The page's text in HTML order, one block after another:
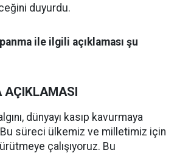
duyurdu.
ile ilgili açıklaması şu
AÇIKLAMASI
dünyayı kasıp kavurmaya
süreci ülkemiz ve milletimiz için
çalışıyoruz. Bu